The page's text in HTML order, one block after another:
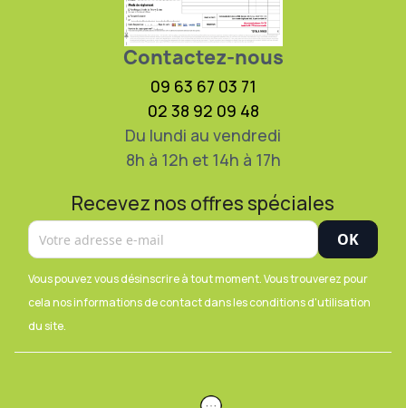
Contactez-nous
09 63 67 03 71
02 38 92 09 48
Du lundi au vendredi
8h à 12h et 14h à 17h
Recevez nos offres spéciales
Vous pouvez vous désinscrire à tout moment. Vous trouverez pour
cela nos informations de contact dans les conditions d'utilisation
du site.